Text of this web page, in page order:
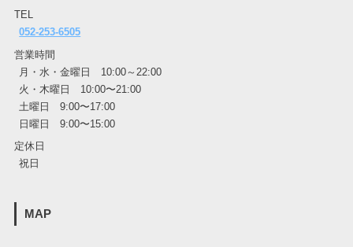
TEL
052-253-6505
営業時間
月・水・金曜日 10:00～22:00
火・木曜日 10:00〜21:00
土曜日 9:00〜17:00
日曜日 9:00〜15:00
定休日
祝日
MAP